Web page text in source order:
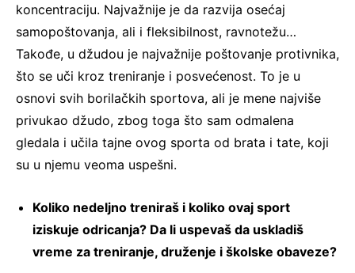
koncentraciju. Najvažnije je da razvija osećaj
samopoštovanja, ali i fleksibilnost, ravnotežu…
Takođe, u džudou je najvažnije poštovanje protivnika,
što se uči kroz treniranje i posvećenost. To je u
osnovi svih borilačkih sportova, ali je mene najviše
privukao džudo, zbog toga što sam odmalena
gledala i učila tajne ovog sporta od brata i tate, koji
su u njemu veoma uspešni.
Koliko nedeljno treniraš i koliko ovaj sport
iziskuje odricanja? Da li uspevaš da uskladiš
vreme za treniranje, druženje i školske obaveze?